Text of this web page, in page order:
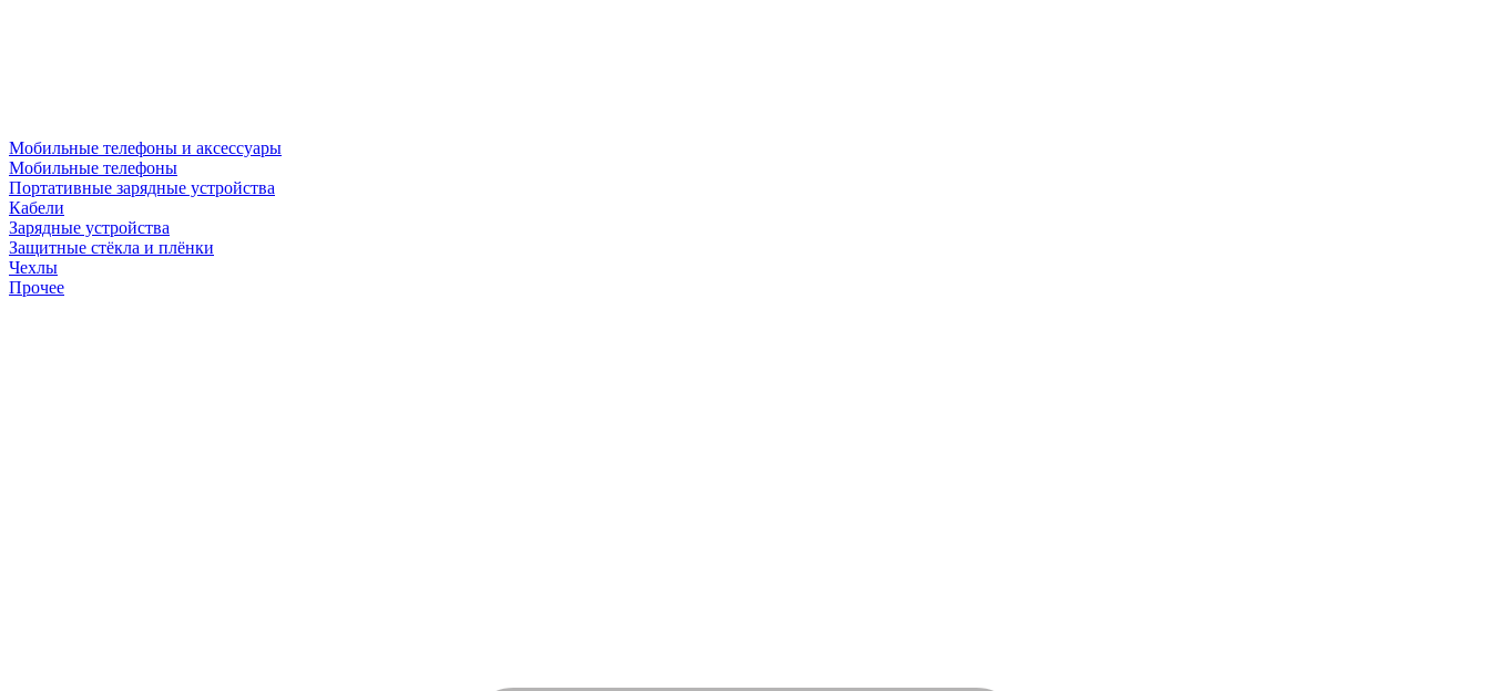
Мобильные телефоны и аксессуары
Мобильные телефоны
Портативные зарядные устройства
Кабели
Зарядные устройства
Защитные стёкла и плёнки
Чехлы
Прочее